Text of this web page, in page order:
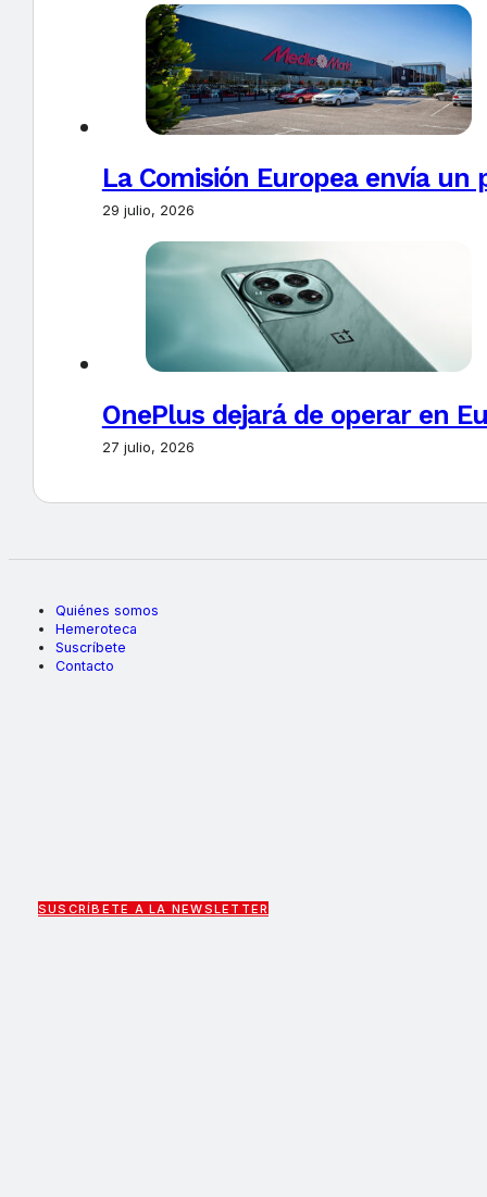
La Comisión Europea envía un
29 julio, 2026
OnePlus dejará de operar en
27 julio, 2026
Quiénes somos
Hemeroteca
Suscríbete
Contacto
SUSCRÍBETE A LA NEWSLETTER